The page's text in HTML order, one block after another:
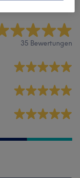
35 Bewertungen